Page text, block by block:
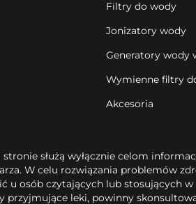
Filtry do wody
Jonizatory wody
Generatory wody
Wymienne filtry
Akcesoria
służą wyłącznie celom
W celu rozwiązania problemów
u osób czytających lub stosujących
przyjmujące leki, powinny